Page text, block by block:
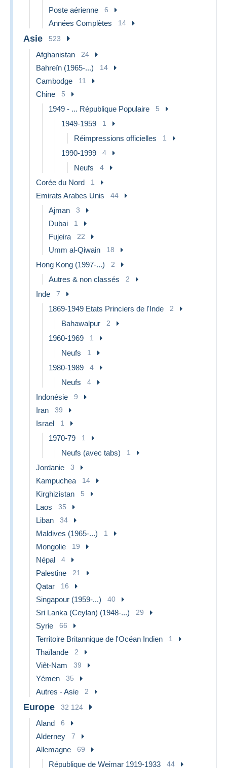
Poste aérienne 6
Années Complètes 14
Asie 523
Afghanistan 24
Bahreïn (1965-...) 14
Cambodge 11
Chine 5
1949 - ... République Populaire 5
1949-1959 1
Réimpressions officielles 1
1990-1999 4
Neufs 4
Corée du Nord 1
Emirats Arabes Unis 44
Ajman 3
Dubai 1
Fujeira 22
Umm al-Qiwain 18
Hong Kong (1997-...) 2
Autres & non classés 2
Inde 7
1869-1949 Etats Princiers de l'Inde 2
Bahawalpur 2
1960-1969 1
Neufs 1
1980-1989 4
Neufs 4
Indonésie 9
Iran 39
Israel 1
1970-79 1
Neufs (avec tabs) 1
Jordanie 3
Kampuchea 14
Kirghizistan 5
Laos 35
Liban 34
Maldives (1965-...) 1
Mongolie 19
Népal 4
Palestine 21
Qatar 16
Singapour (1959-...) 40
Sri Lanka (Ceylan) (1948-...) 29
Syrie 66
Territoire Britannique de l'Océan Indien 1
Thaïlande 2
Viêt-Nam 39
Yémen 35
Autres - Asie 2
Europe 32 124
Aland 6
Alderney 7
Allemagne 69
République de Weimar 1919-1933 44